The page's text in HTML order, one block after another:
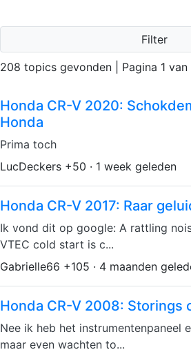
Filter
208 topics gevonden | Pagina 1 van
Honda CR-V 2020:
Honda
Prima toch
LucDeckers +50 · 1 week geleden
Honda CR-V 2017: Raar
Ik vond dit op google: A rattling
VTEC cold start is c...
Gabrielle66 +105 · 4 maanden
Honda CR-V 2008: Storings
Nee ik heb het instrumentenpaneel
maar even wachten to...